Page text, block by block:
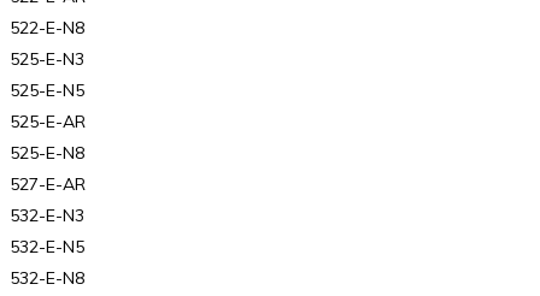
522-E-N8
525-E-N3
525-E-N5
525-E-AR
525-E-N8
527-E-AR
532-E-N3
532-E-N5
532-E-N8